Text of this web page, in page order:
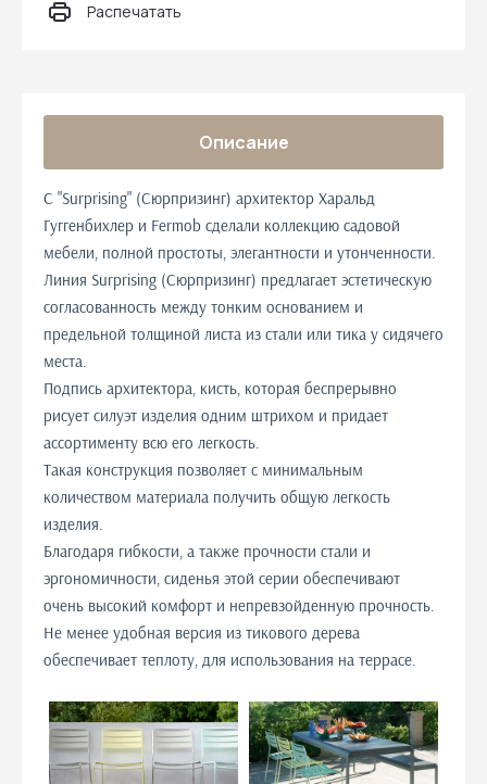
Распечатать
Описание
С "Surprising" (Сюрпризинг) архитектор Харальд
Гуггенбихлер и Fermob сделали коллекцию садовой
мебели, полной простоты, элегантности и утонченности.
Линия Surprising (Сюрпризинг) предлагает эстетическую
согласованность между тонким основанием и
предельной толщиной листа из стали или тика у сидячего
места.
Подпись архитектора, кисть, которая беспрерывно
рисует силуэт изделия одним штрихом и придает
ассортименту всю его легкость.
Такая конструкция позволяет с минимальным
количеством материала получить общую легкость
изделия.
Благодаря гибкости, а также прочности стали и
эргономичности, сиденья этой серии обеспечивают
очень высокий комфорт и непревзойденную прочность.
Не менее удобная версия из тикового дерева
обеспечивает теплоту, для использования на террасе.